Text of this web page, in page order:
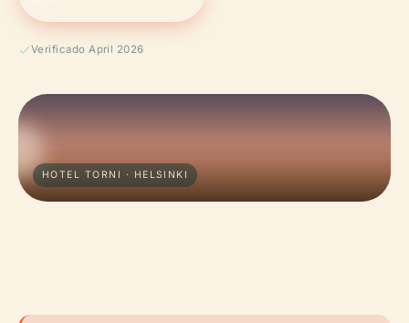
Verificado April 2026
HOTEL TORNI · HELSINKI